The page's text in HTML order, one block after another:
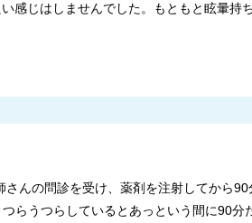
じはしませんでした。もともと眩暈持
んの問診を受け、薬剤を注射してから
らうつらしているとあっという間に90